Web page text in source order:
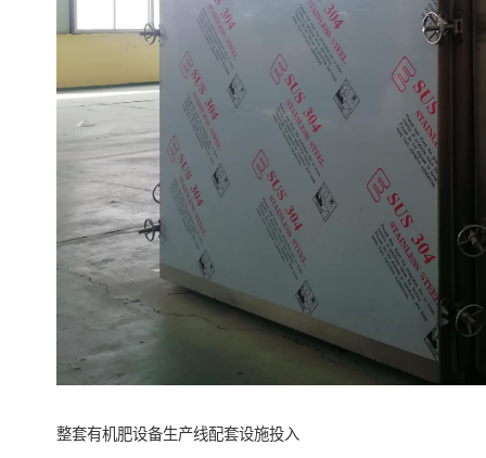
整套有机肥设备生产线配套设施投入